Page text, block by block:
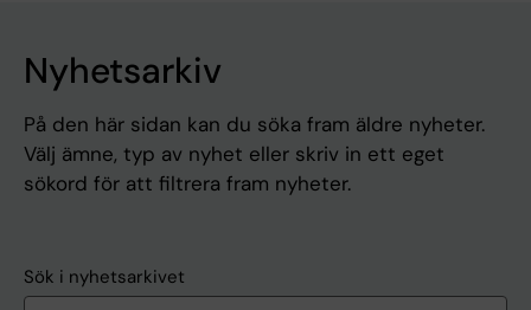
Nyhetsarkiv
På den här sidan kan du söka fram äldre nyheter.
Välj ämne, typ av nyhet eller skriv in ett eget
sökord för att filtrera fram nyheter.
Sök i nyhetsarkivet